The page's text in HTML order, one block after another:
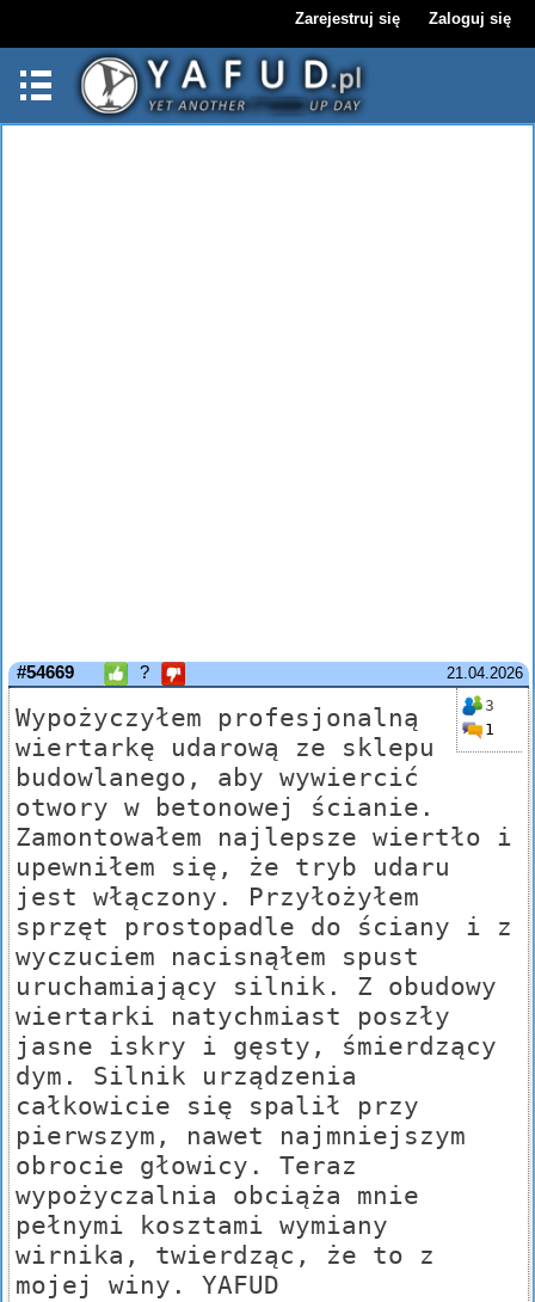
Zarejestruj się Zaloguj się
21.04.2026
#54669 ?
3
1
Wypożyczyłem profesjonalną
wiertarkę udarową ze sklepu
budowlanego, aby wywiercić
otwory w betonowej ścianie.
Zamontowałem najlepsze wiertło i
upewniłem się, że tryb udaru
jest włączony. Przyłożyłem
sprzęt prostopadle do ściany i z
wyczuciem nacisnąłem spust
uruchamiający silnik. Z obudowy
wiertarki natychmiast poszły
jasne iskry i gęsty, śmierdzący
dym. Silnik urządzenia
całkowicie się spalił przy
pierwszym, nawet najmniejszym
obrocie głowicy. Teraz
wypożyczalnia obciąża mnie
pełnymi kosztami wymiany
wirnika, twierdząc, że to z
mojej winy. YAFUD